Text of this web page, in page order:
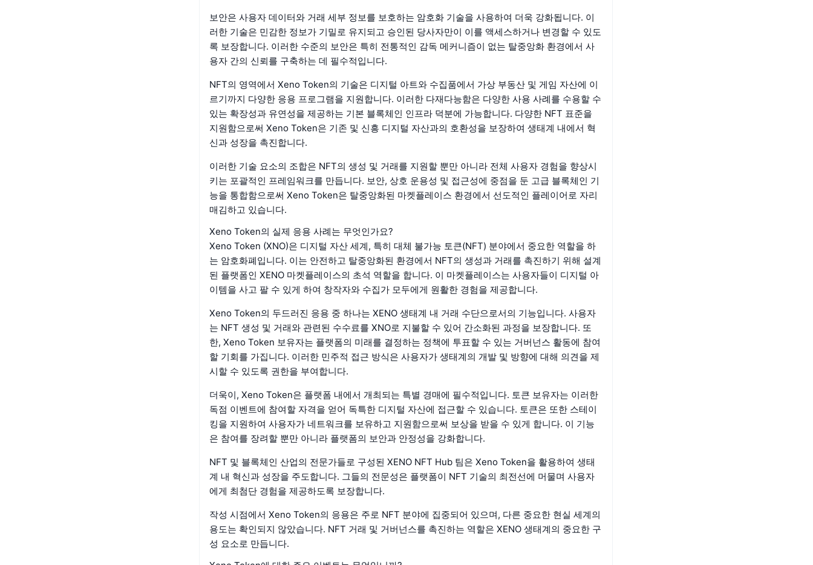
보안은 사용자 데이터와 거래 세부 정보를 보호하는 암호화 기술을 사용하여 더욱 강화됩니다. 이
러한 기술은 민감한 정보가 기밀로 유지되고 승인된 당사자만이 이를 액세스하거나 변경할 수 있도
록 보장합니다. 이러한 수준의 보안은 특히 전통적인 감독 메커니즘이 없는 탈중앙화 환경에서 사
용자 간의 신뢰를 구축하는 데 필수적입니다.
NFT의 영역에서 Xeno Token의 기술은 디지털 아트와 수집품에서 가상 부동산 및 게임 자산에 이
르기까지 다양한 응용 프로그램을 지원합니다. 이러한 다재다능함은 다양한 사용 사례를 수용할 수
있는 확장성과 유연성을 제공하는 기본 블록체인 인프라 덕분에 가능합니다. 다양한 NFT 표준을
지원함으로써 Xeno Token은 기존 및 신흥 디지털 자산과의 호환성을 보장하여 생태계 내에서 혁
신과 성장을 촉진합니다.
이러한 기술 요소의 조합은 NFT의 생성 및 거래를 지원할 뿐만 아니라 전체 사용자 경험을 향상시
키는 포괄적인 프레임워크를 만듭니다. 보안, 상호 운용성 및 접근성에 중점을 둔 고급 블록체인 기
능을 통합함으로써 Xeno Token은 탈중앙화된 마켓플레이스 환경에서 선도적인 플레이어로 자리
매김하고 있습니다.
Xeno Token의 실제 응용 사례는 무엇인가요?
Xeno Token (XNO)은 디지털 자산 세계, 특히 대체 불가능 토큰(NFT) 분야에서 중요한 역할을 하
는 암호화폐입니다. 이는 안전하고 탈중앙화된 환경에서 NFT의 생성과 거래를 촉진하기 위해 설계
된 플랫폼인 XENO 마켓플레이스의 초석 역할을 합니다. 이 마켓플레이스는 사용자들이 디지털 아
이템을 사고 팔 수 있게 하여 창작자와 수집가 모두에게 원활한 경험을 제공합니다.
Xeno Token의 두드러진 응용 중 하나는 XENO 생태계 내 거래 수단으로서의 기능입니다. 사용자
는 NFT 생성 및 거래와 관련된 수수료를 XNO로 지불할 수 있어 간소화된 과정을 보장합니다. 또
한, Xeno Token 보유자는 플랫폼의 미래를 결정하는 정책에 투표할 수 있는 거버넌스 활동에 참여
할 기회를 가집니다. 이러한 민주적 접근 방식은 사용자가 생태계의 개발 및 방향에 대해 의견을 제
시할 수 있도록 권한을 부여합니다.
더욱이, Xeno Token은 플랫폼 내에서 개최되는 특별 경매에 필수적입니다. 토큰 보유자는 이러한
독점 이벤트에 참여할 자격을 얻어 독특한 디지털 자산에 접근할 수 있습니다. 토큰은 또한 스테이
킹을 지원하여 사용자가 네트워크를 보유하고 지원함으로써 보상을 받을 수 있게 합니다. 이 기능
은 참여를 장려할 뿐만 아니라 플랫폼의 보안과 안정성을 강화합니다.
NFT 및 블록체인 산업의 전문가들로 구성된 XENO NFT Hub 팀은 Xeno Token을 활용하여 생태
계 내 혁신과 성장을 주도합니다. 그들의 전문성은 플랫폼이 NFT 기술의 최전선에 머물며 사용자
에게 최첨단 경험을 제공하도록 보장합니다.
작성 시점에서 Xeno Token의 응용은 주로 NFT 분야에 집중되어 있으며, 다른 중요한 현실 세계의
용도는 확인되지 않았습니다. NFT 거래 및 거버넌스를 촉진하는 역할은 XENO 생태계의 중요한 구
성 요소로 만듭니다.